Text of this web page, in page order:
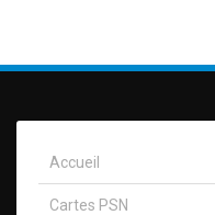
Accueil
Cartes PSN